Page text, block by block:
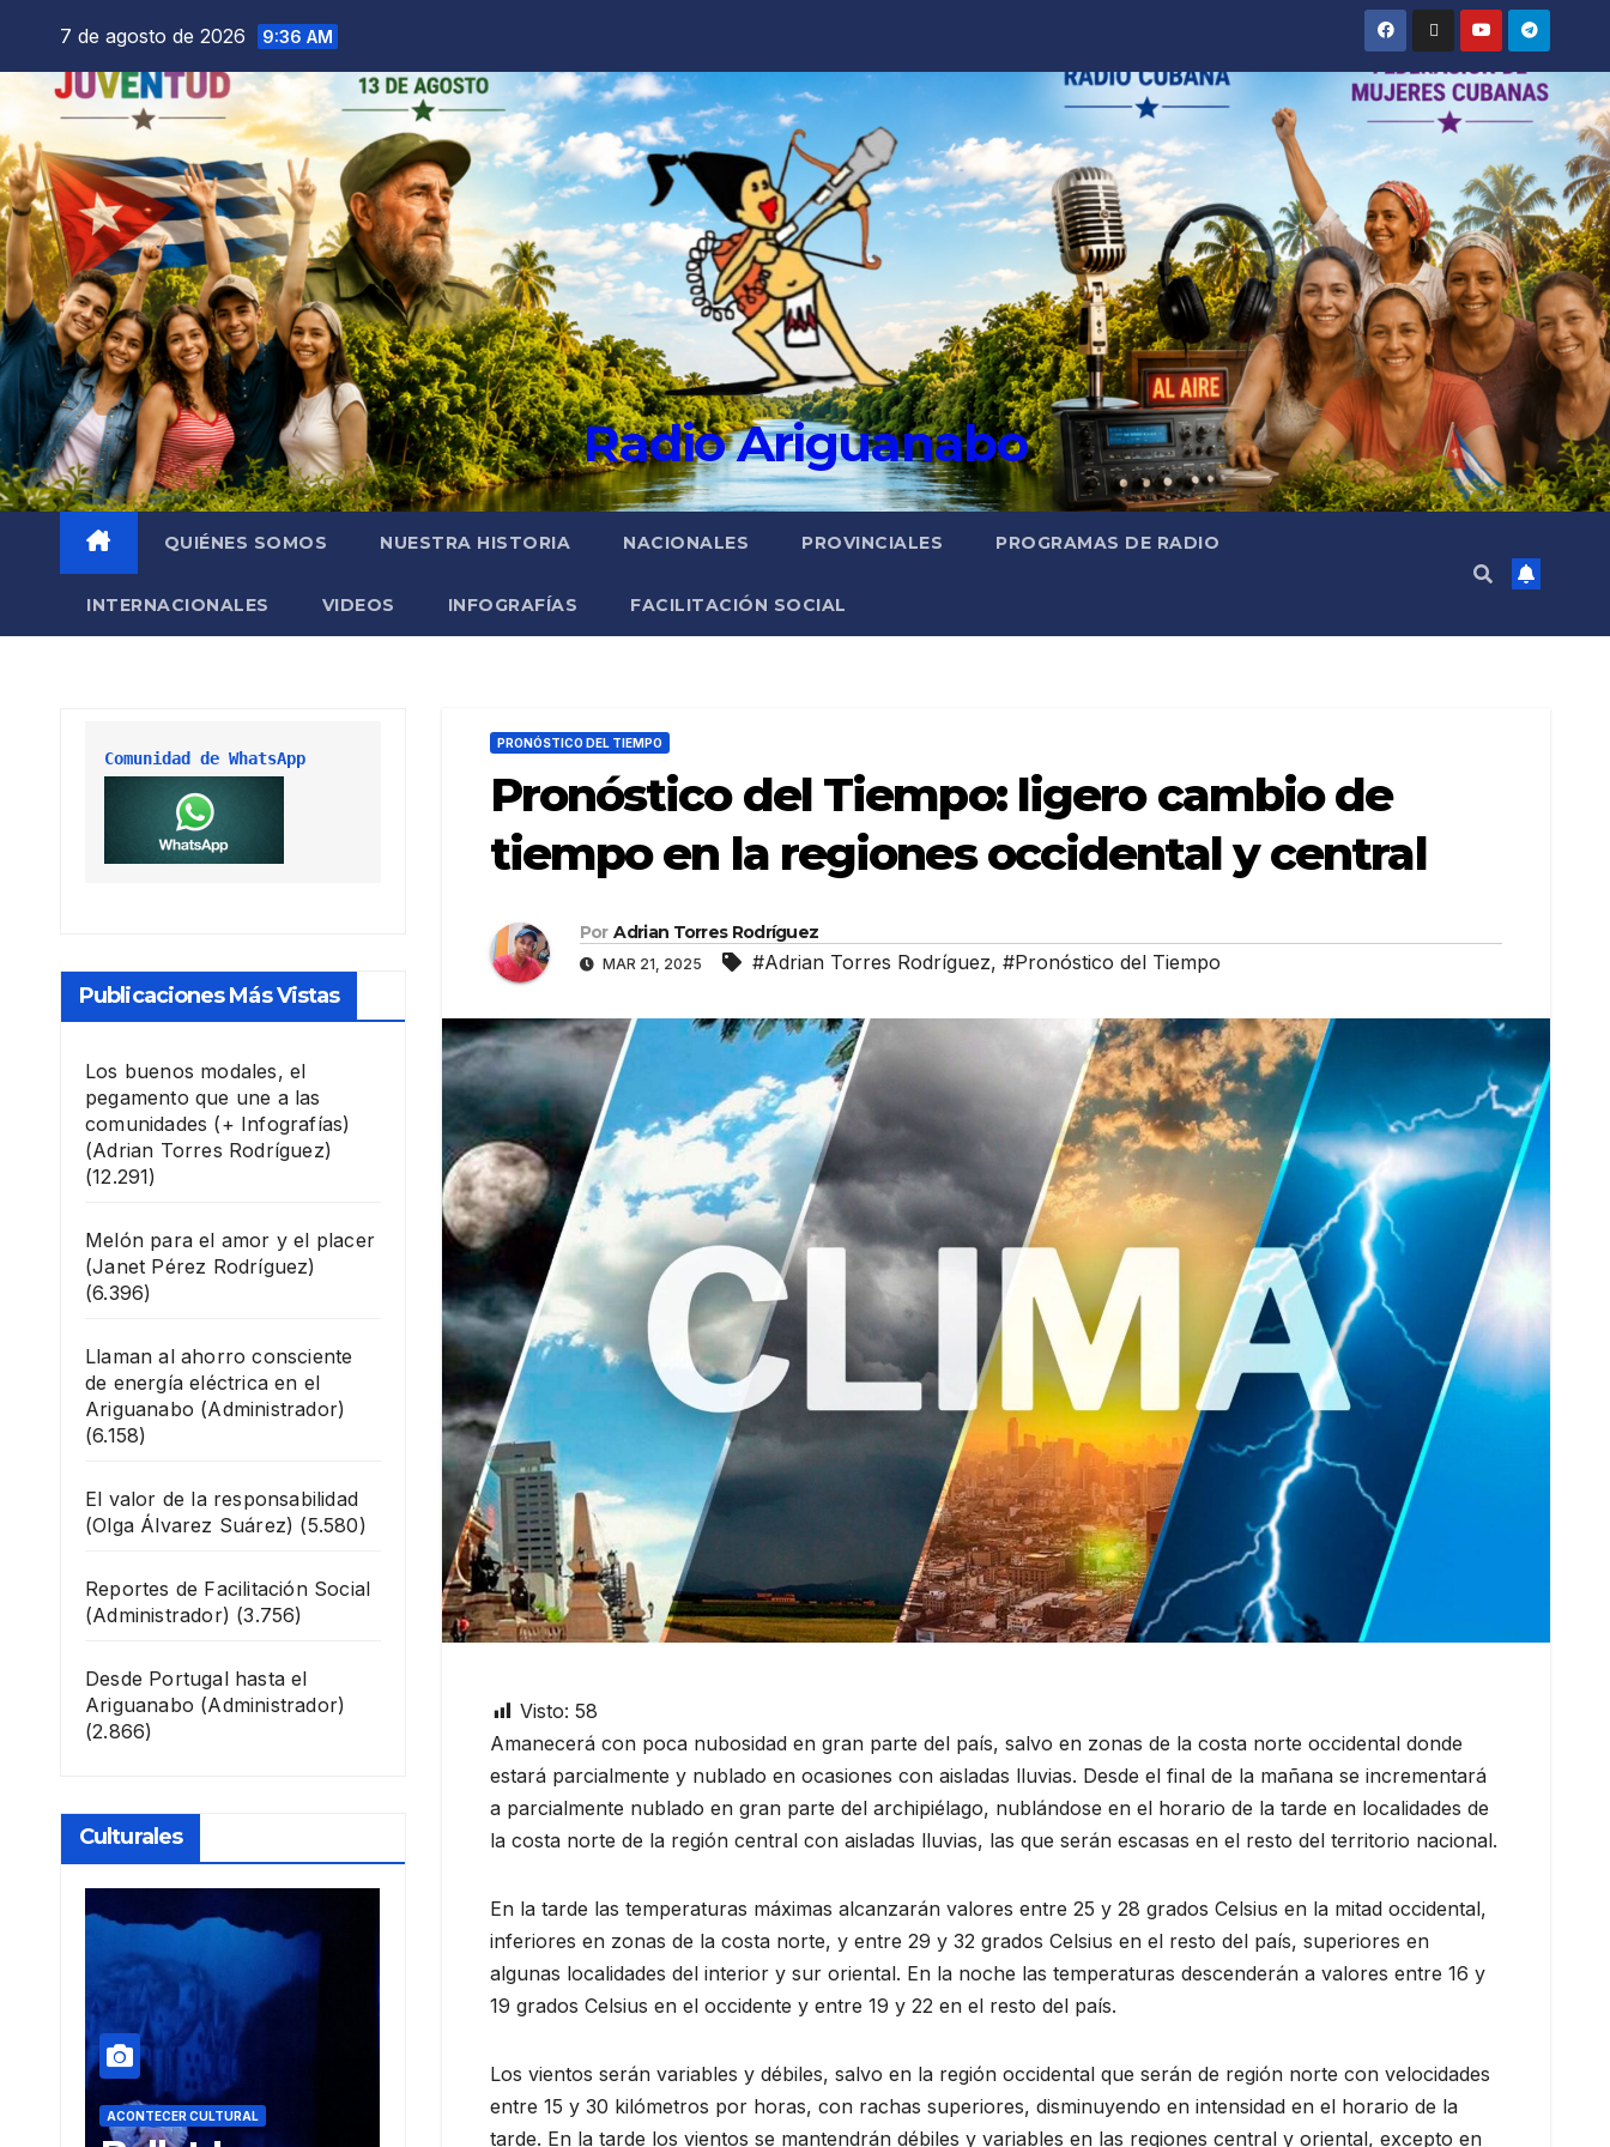
7 de agosto de 2026 9:36 AM
Radio Ariguanabo
QUIÉNES SOMOS NUESTRA HISTORIA NACIONALES PROVINCIALES PROGRAMAS DE RADIO
INTERNACIONALES VIDEOS INFOGRAFÍAS FACILITACIÓN SOCIAL
Comunidad de WhatsApp
Publicaciones Más Vistas
Los buenos modales, el
pegamento que une a las
comunidades (+ Infografías)
(Adrian Torres Rodríguez)
(12.291)
Melón para el amor y el placer
(Janet Pérez Rodríguez)
(6.396)
Llaman al ahorro consciente
de energía eléctrica en el
Ariguanabo (Administrador)
(6.158)
El valor de la responsabilidad
(Olga Álvarez Suárez) (5.580)
Reportes de Facilitación Social
(Administrador) (3.756)
Desde Portugal hasta el
Ariguanabo (Administrador)
(2.866)
Culturales
ACONTECER CULTURAL ACONTECER CULTURAL ACONTECER CULTURAL
PRONÓSTICO DEL TIEMPO
Pronóstico del Tiempo: ligero cambio de
tiempo en la regiones occidental y central
Por Adrian Torres Rodríguez
MAR 21, 2025 #Adrian Torres Rodríguez, #Pronóstico del Tiempo
Visto: 58
Amanecerá con poca nubosidad en gran parte del país, salvo en zonas de la costa norte occidental donde
estará parcialmente y nublado en ocasiones con aisladas lluvias. Desde el final de la mañana se incrementará
a parcialmente nublado en gran parte del archipiélago, nublándose en el horario de la tarde en localidades de
la costa norte de la región central con aisladas lluvias, las que serán escasas en el resto del territorio nacional.
En la tarde las temperaturas máximas alcanzarán valores entre 25 y 28 grados Celsius en la mitad occidental,
inferiores en zonas de la costa norte, y entre 29 y 32 grados Celsius en el resto del país, superiores en
algunas localidades del interior y sur oriental. En la noche las temperaturas descenderán a valores entre 16 y
19 grados Celsius en el occidente y entre 19 y 22 en el resto del país.
Los vientos serán variables y débiles, salvo en la región occidental que serán de región norte con velocidades
entre 15 y 30 kilómetros por horas, con rachas superiores, disminuyendo en intensidad en el horario de la
tarde. En la tarde los vientos se mantendrán débiles y variables en las regiones central y oriental, excepto en